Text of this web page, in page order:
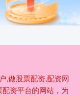
,做股票配资,配资网
资平台的网站，为